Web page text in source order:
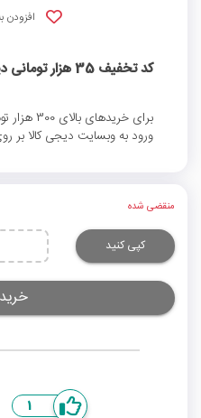
افزودن
کد تخفیف 35 هزار تومانی دیجی کالا در شگفت یازدهم
برای
ورود به وبسایت دیجی کالا بر
منقضی شده
کپی کنید
1